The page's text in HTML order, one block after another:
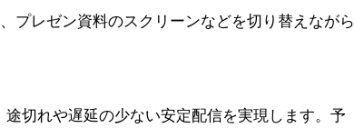
プレゼン資料のスクリーンなどを切り替えながら
切れや遅延の少ない安定配信を実現します。予